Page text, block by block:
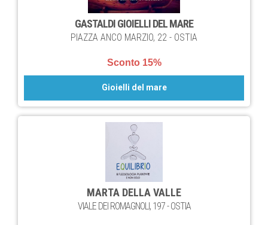
GASTALDI GIOIELLI DEL MARE
PIAZZA ANCO MARZIO, 22 - OSTIA
Sconto 15%
Gioielli del mare
MARTA DELLA VALLE
VIALE DEI ROMAGNOLI, 197 - OSTIA